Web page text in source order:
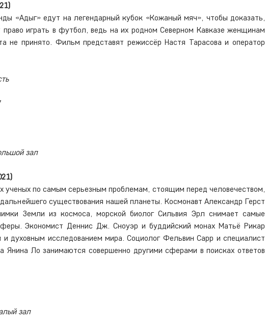
«Адыг» едут на легендарный кубок «Кожаный мяч», чтобы доказать,
играть в футбол, ведь на их родном Северном Кавказе женщинам
не принято. Фильм представят режиссёр Настя Тарасова и оператор
зал
по самым серьезным проблемам, стоящим перед человечеством,
дальнейшего существования нашей планеты. Космонавт Александр Герст
Земли из космоса, морской биолог Сильвия Эрл снимает самые
Экономист Деннис Дж. Сноуэр и буддийский монах Матьё Рикар
духовным исследованием мира. Социолог Фельвин Сарр и специалист
Янина Ло занимаются совершенно другими сферами в поисках ответов
зал